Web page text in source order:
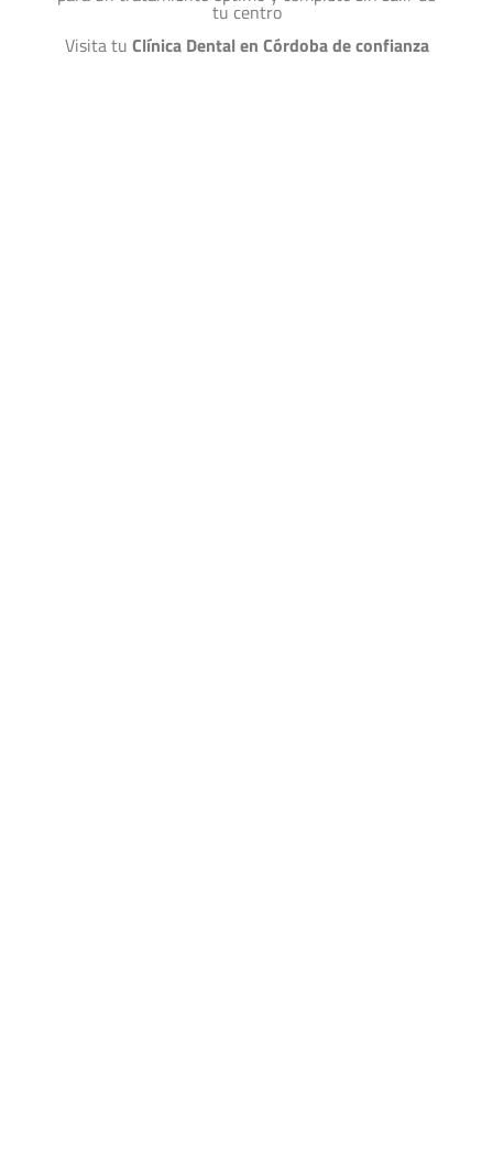
tu centro
Visita tu Clínica Dental en Córdoba de confianza